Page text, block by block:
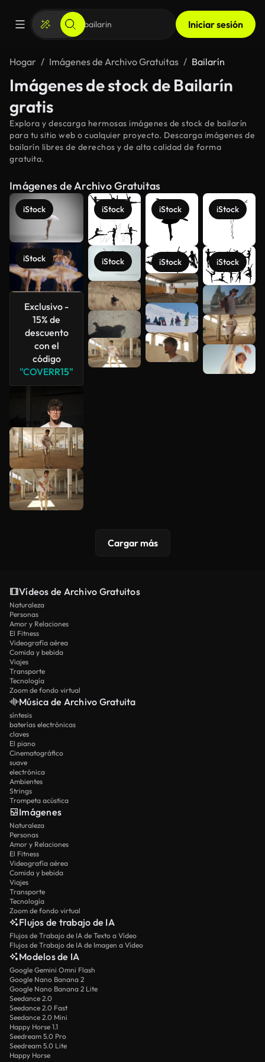
Iniciar sesión
Hogar Imágenes de Archivo Gratuitas Bailarín
Imágenes de stock de Bailarín
gratis
Explora y descarga hermosas imágenes de stock de bailarín
para tu sitio web o cualquier proyecto. Descarga imágenes de
bailarín libres de derechos y de alta calidad de forma
gratuita.
Imágenes de Archivo Gratuitas
iStock
iStock
Exclusivo -
15% de
descuento
con el
código
"COVERR15"
iStock
iStock
iStock
iStock
iStock
iStock
Ver más
Cargar más
Vídeos de Archivo Gratuitos
Naturaleza
Personas
Amor y Relaciones
El Fitness
Videografía aérea
Comida y bebida
Viajes
Transporte
Tecnología
Zoom de fondo virtual
Música de Archivo Gratuita
síntesis
baterías electrónicas
claves
El piano
Cinematográfico
suave
electrónica
Ambientes
Strings
Trompeta acústica
Imágenes
Naturaleza
Personas
Amor y Relaciones
El Fitness
Videografía aérea
Comida y bebida
Viajes
Transporte
Tecnología
Zoom de fondo virtual
Flujos de trabajo de IA
Flujos de Trabajo de IA de Texto a Vídeo
Flujos de Trabajo de IA de Imagen a Vídeo
Modelos de IA
Google Gemini Omni Flash
Google Nano Banana 2
Google Nano Banana 2 Lite
Seedance 2.0
Seedance 2.0 Fast
Seedance 2.0 Mini
Happy Horse 1.1
Seedream 5.0 Pro
Seedream 5.0 Lite
Happy Horse